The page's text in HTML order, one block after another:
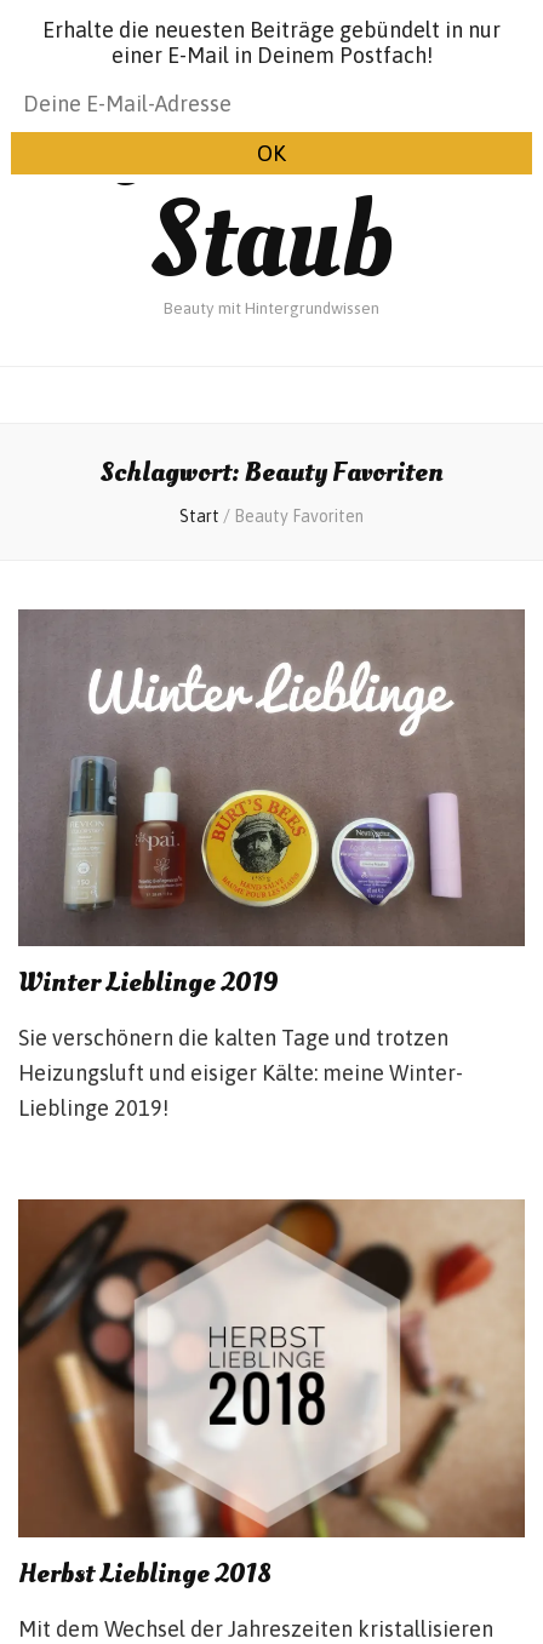
Glanz &
Staub
Beauty mit Hintergrundwissen
Schlagwort:Beauty Favoriten
Start / Beauty Favoriten
Winter Lieblinge 2019
Sie verschönern die kalten Tage und trotzen
Heizungsluft und eisiger Kälte: meine Winter-
Lieblinge 2019!
Herbst Lieblinge 2018
Mit dem Wechsel der Jahreszeiten kristallisieren
Erhalte die neuesten Beiträge gebündelt in nur
einer E-Mail in Deinem Postfach!